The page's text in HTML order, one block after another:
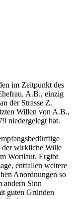
im Zeitpunkt des
A.B., einzig
der Strasse Z.
Willen von A.B.,
niedergelegt hat.
der wirkliche Wille
Wortlaut. Ergibt
entfallen weitere
Anordnungen so
andern Sinn
guten Gründen